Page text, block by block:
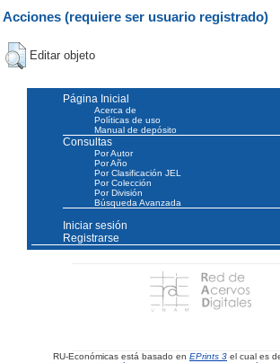
Acciones (requiere ser usuario registrado)
Editar objeto
Página Inicial
Acerca de
Políticas de uso
Manual de depósito
Consultas
Por Autor
Por Año
Por Clasificación JEL
Por Colección
Por División
Búsqueda Avanzada
Iniciar sesión
Registrarse
RU-Económicas está basado en EPrints 3 el cual es